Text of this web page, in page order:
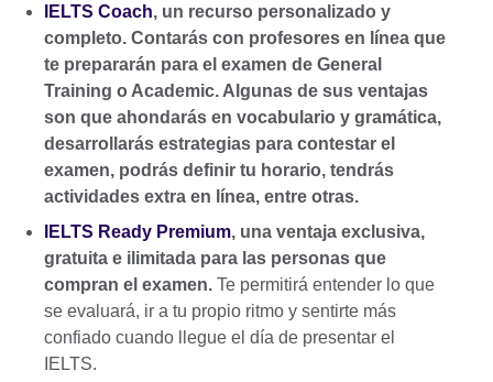
IELTS Coach, un recurso personalizado y
completo. Contarás con profesores en línea que
te prepararán para el examen de General
Training o Academic. Algunas de sus ventajas
son que ahondarás en vocabulario y gramática,
desarrollarás estrategias para contestar el
examen, podrás definir tu horario, tendrás
actividades extra en línea, entre otras.
IELTS Ready Premium, una ventaja exclusiva,
gratuita e ilimitada para las personas que
compran el examen. Te permitirá entender lo que
se evaluará, ir a tu propio ritmo y sentirte más
confiado cuando llegue el día de presentar el
IELTS.